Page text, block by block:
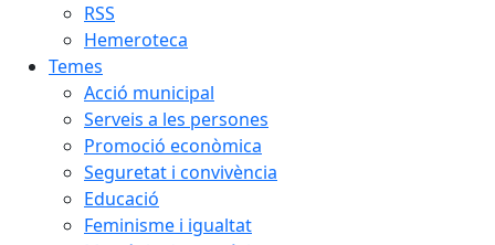
RSS
Hemeroteca
Temes
Acció municipal
Serveis a les persones
Promoció econòmica
Seguretat i convivència
Educació
Feminisme i igualtat